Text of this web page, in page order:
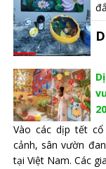
Vào các dịp tết
cảnh, sân vườn
tại Việt Nam. Các